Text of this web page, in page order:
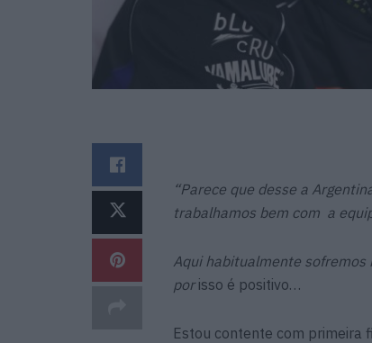
“Parece que desse a
trabalhamos bem com a
Aqui habitualmente sofremos
porisso é positivo…
Estou contente com primeira